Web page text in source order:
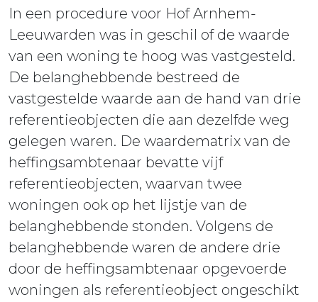
In een procedure voor Hof Arnhem-
Leeuwarden was in geschil of de waarde
van een woning te hoog was vastgesteld.
De belanghebbende bestreed de
vastgestelde waarde aan de hand van drie
referentieobjecten die aan dezelfde weg
gelegen waren. De waardematrix van de
heffingsambtenaar bevatte vijf
referentieobjecten, waarvan twee
woningen ook op het lijstje van de
belanghebbende stonden. Volgens de
belanghebbende waren de andere drie
door de heffingsambtenaar opgevoerde
woningen als referentieobject ongeschikt